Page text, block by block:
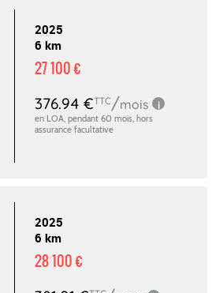
2025
6 km
27 100 €
2025
6 km
28 100 €